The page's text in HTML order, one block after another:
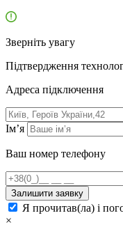
Зверніть увагу
Підтвердження
Адресa підключення
Ім’я
Ваш номер телефону
Залишити заявку
Я прочитав(ла) і
×